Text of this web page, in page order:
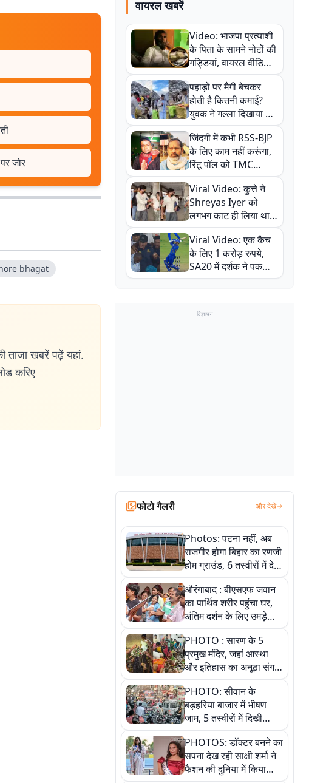
जोर
bhagat
ताजा खबरें पढ़ें यहां.
करिए
वायरल खबरें
Video: भाजपा प्रत्याशी
के पिता के सामने नोटों की
गड्डियां, वायरल वीडियो
से राजनीति में उबाल,
अजित महतो बोले- TMC
की गंदी चाल
पहाड़ों पर मैगी बेचकर
होती है कितनी कमाई?
युवक ने गल्ला दिखाया तो
नौकरी वालों के खड़े हो गए
कान
जिंदगी में कभी RSS-BJP
के लिए काम नहीं करूंगा,
रिंटू पॉल को TMC
ऑफिस में ले जाकर पीटा,
Video वायरल
Viral Video: कुत्ते ने
Shreyas Iyer को
लगभग काट ही लिया था,
न्यूजीलैंड सीरीज से पहले
बाल-बाल बचे
Viral Video: एक कैच
के लिए 1 करोड़ रुपये,
SA20 में दर्शक ने पकड़ा
एक हाथ से गजब का कैच
विज्ञापन
फोटो गैलरी और देखें
Photos: पटना नहीं, अब
राजगीर होगा बिहार का रणजी
होम ग्राउंड, 6 तस्वीरों में देखें
नए स्टेडियम की पूरी कहानी
औरंगाबाद : बीएसएफ जवान
का पार्थिव शरीर पहुंचा घर,
अंतिम दर्शन के लिए उमड़े
लोग
PHOTO : सारण के 5
प्रमुख मंदिर, जहां आस्था
और इतिहास का अनूठा संगम,
तस्वीरों में जानिए
PHOTO: सीवान के
बड़हरिया बाजार में भीषण
जाम, 5 तस्वीरों में दिखी
अव्यवस्था
PHOTOS: डॉक्टर बनने का
सपना देख रही साक्षी शर्मा ने
फैशन की दुनिया में किया